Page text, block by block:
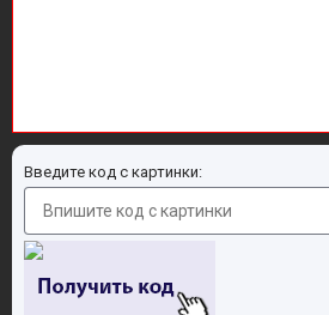
Введите код с картинки: